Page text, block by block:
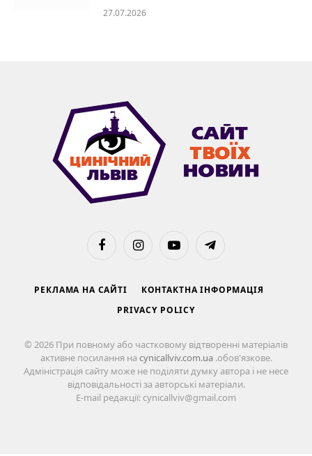
27.07.2026
FacebookInstagramYouTubeTelegram
РЕКЛАМА НА САЙТІ
КОНТАКТНА ІНФОРМАЦІЯ
PRIVACY POLICY
© 2026 При повному або частковому відтворенні матеріалів
активне посилання на cynicallviv.com.ua .обов'язкове.
Адміністрація сайту може не поділяти думку автора і не несе
відповідальності за авторські матеріали.
E-mail редакції: cynicallviv@gmail.com